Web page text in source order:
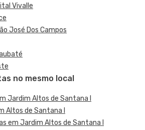
Vivalle
José Dos Campos
no mesmo local
Jardim Altos de Santana I
Altos de Santana I
em Jardim Altos de Santana I